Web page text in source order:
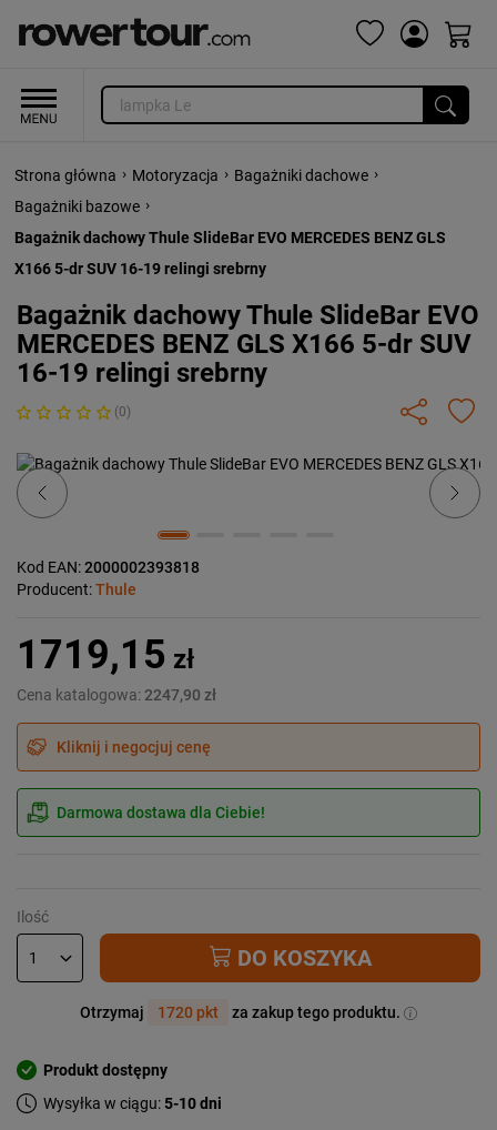
Strona główna › Motoryzacja › Bagażniki dachowe ›
Bagażniki bazowe ›
Bagażnik dachowy Thule SlideBar EVO MERCEDES BENZ GLS
X166 5-dr SUV 16-19 relingi srebrny
Bagażnik dachowy Thule SlideBar EVO
MERCEDES BENZ GLS X166 5-dr SUV
16-19 relingi srebrny
(0)
Previous Next
Kod EAN:2000002393818
Producent:Thule
1719,15 zł
Cena katalogowa: 2247,90 zł
Kliknij i negocjuj cenę
Darmowa dostawa dla Ciebie!
Ilość
DO KOSZYKA
Otrzymaj 1720 pkt za zakup tego produktu.
Produkt dostępny
Wysyłka w ciągu:5-10 dni